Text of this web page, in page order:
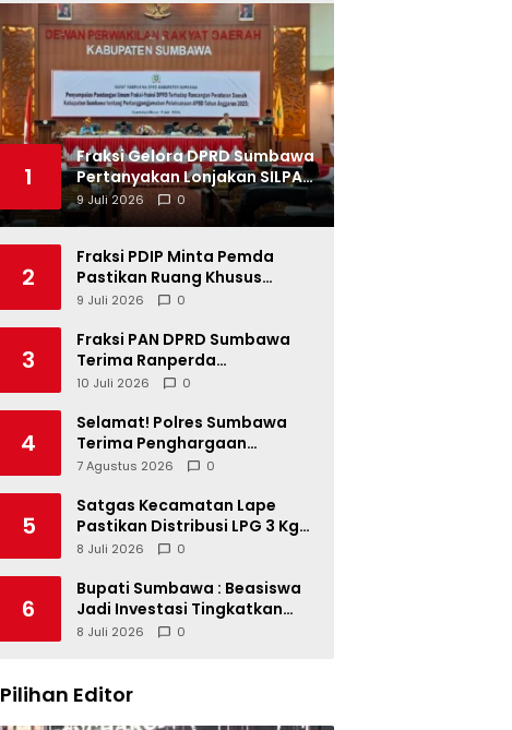
1
Fraksi Gelora DPRD Sumbawa
Pertanyakan Lonjakan SILPA
Tahun 2025
9 Juli 2026 0
2
Fraksi PDIP Minta Pemda
Pastikan Ruang Khusus
Produk UMKM Lokal di Ritel
9 Juli 2026 0
3
Fraksi PAN DPRD Sumbawa
Terima Ranperda
Pertanggungjawaban APBD
Miliar dan Kinerja OPD
10 Juli 2026 0
4
Selamat! Polres Sumbawa
Terima Penghargaan
Pelayanan Prima dari Kapolri
7 Agustus 2026 0
5
Satgas Kecamatan Lape
Pastikan Distribusi LPG 3 Kg
Tertib
8 Juli 2026 0
6
Bupati Sumbawa : Beasiswa
Jadi Investasi Tingkatkan
Kualitas SDM
8 Juli 2026 0
Pilihan Editor